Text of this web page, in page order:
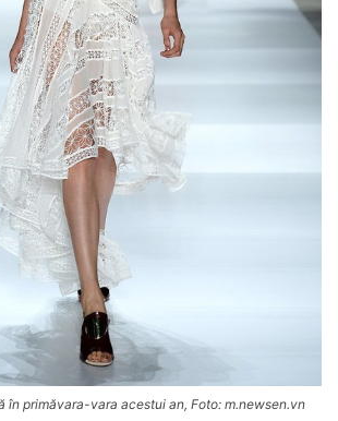
în primăvara-vara acestui an, Foto: m.newsen.vn